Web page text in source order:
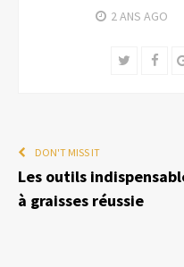
2 ANS AGO
Twitter
DON'T MISS IT
Les outils
à graisses réussie